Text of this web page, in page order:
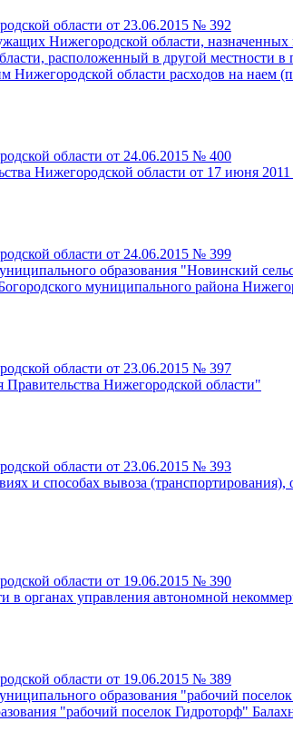
области от 23.06.2015 № 392
Нижегородской области,
расположенный в другой
Нижегородской области расходов на наем
области от 24.06.2015 № 400
Нижегородской области от 17 июня
области от 24.06.2015 № 399
образования "Новинский
муниципального района
области от 23.06.2015 № 397
Нижегородской области"
области от 23.06.2015 № 393
и способах вывоза
области от 19.06.2015 № 390
в органах управления автономной
области от 19.06.2015 № 389
образования "рабочий
"рабочий поселок Гидроторф"